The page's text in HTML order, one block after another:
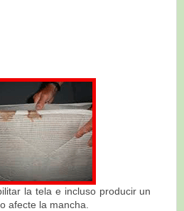
la tela e incluso producir un
afecte la mancha.